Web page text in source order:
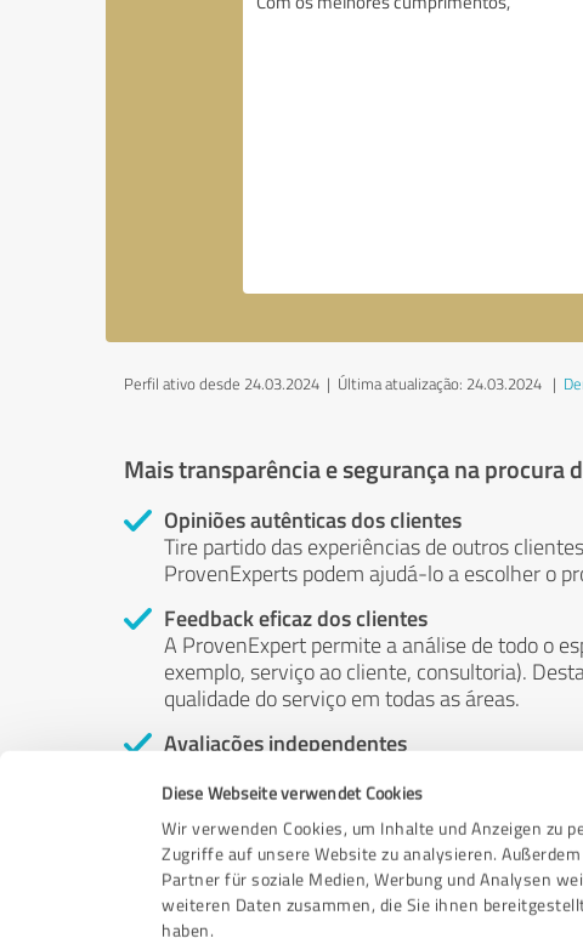
Diese Webseite verwendet Cookies
Wir verwenden Cookies, um Inhalte und Anzeigen zu
Zugriffe auf unsere Website zu analysieren.
Partner für soziale Medien, Werbung und Analysen
weiteren Daten zusammen, die Sie ihnen
haben.
Perfil ativo desde 24.03.2024 | Última atualização: 24.03.2024 |
Mais transparência e segurança na procura
Opiniões autênticas dos clientes
Tire partido das experiências de outros
ProvenExperts podem ajudá-lo a escolher o
Feedback eficaz dos clientes
A ProvenExpert permite a análise de todo o
exemplo, serviço ao cliente, consultoria).
qualidade do serviço em todas as áreas.
Avaliações independentes
própria vontade - suas opiniões não estão à
ser influenciado por dinheiro ou por qualquer